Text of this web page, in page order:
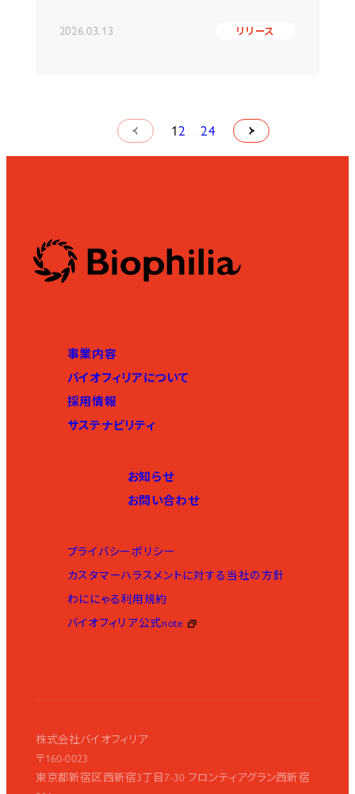
2026.03.13 リリース
1 2 … 24
事業内容
バイオフィリアについて
採用情報
サステナビリティ
お知らせ
お問い合わせ
プライバシーポリシー
カスタマーハラスメントに対する当社の方針
わににゃる利用規約
バイオフィリア公式note
株式会社バイオフィリア
〒160-0023
東京都新宿区西新宿3丁目7-30 フロンティアグラン西新宿